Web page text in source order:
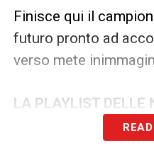
Finisce qui il
futuro pronto ad
verso mete
LA PLAYLIST DELLE